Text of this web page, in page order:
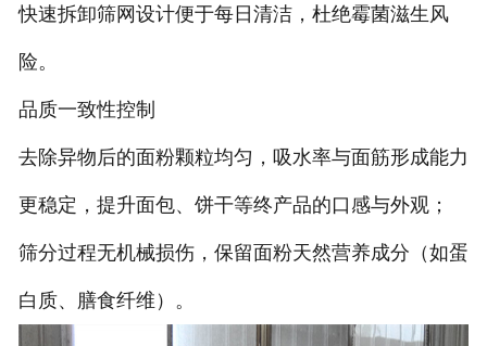
快速拆卸筛网设计便于每日清洁，杜绝霉菌滋生风
险。
‌品质一致性控制‌
去除异物后的面粉颗粒均匀，吸水率与面筋形成能力
更稳定，提升面包、饼干等终产品的口感与外观；
筛分过程无机械损伤，保留面粉天然营养成分（如蛋
白质、膳食纤维）。